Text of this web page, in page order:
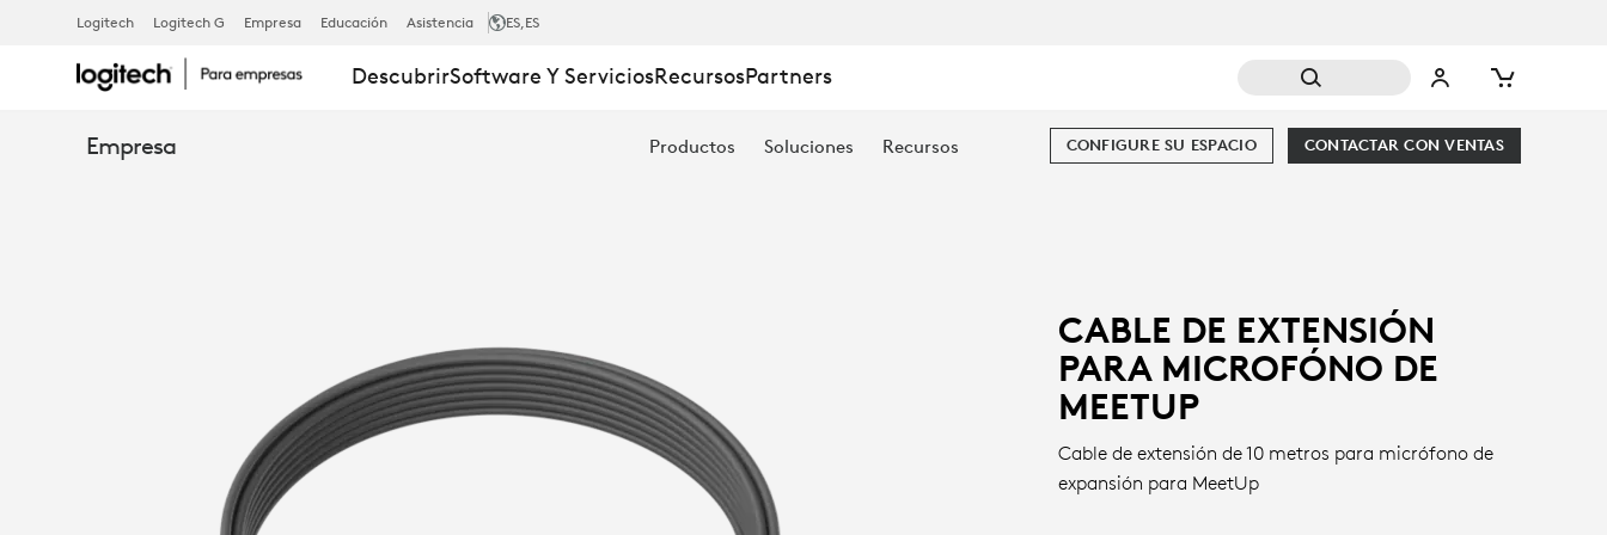
CABLE
DE
MICRÓFONO
Logitech Logitech G Empresa Educación Asistencia ES,ES
DescubrirSoftware Y ServiciosRecursosPartners
Empresa Productos Soluciones Recursos CONTACTAR CON VENTAS
CONFIGURE SU ESPACIO
CABLE DE EXTENSIÓN
PARA MICROFÓNO DE
MEETUP
Cable de extensión de 10 metros para micrófono de
expansión para MeetUp